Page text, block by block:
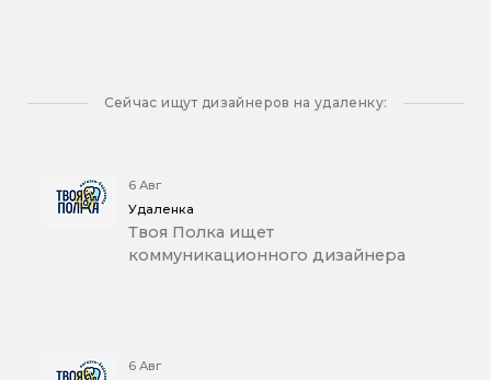
Сейчас ищут дизайнеров на удаленку:
6 Авг
Удаленка
Твоя Полка ищет
коммуникационного дизайнера
6 Авг